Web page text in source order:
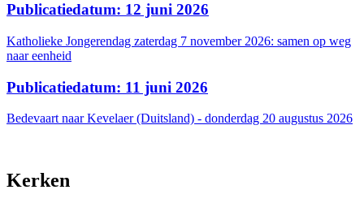
Publicatiedatum: 12 juni 2026
Katholieke Jongerendag zaterdag 7 november 2026: samen op weg
naar eenheid
Publicatiedatum: 11 juni 2026
Bedevaart naar Kevelaer (Duitsland) - donderdag 20 augustus 2026
Kerken